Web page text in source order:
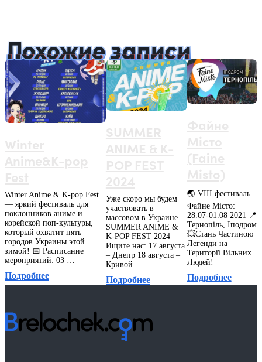
Похожие записи
Winter Anime & K-pop Fest
— яркий фестиваль для
поклонников аниме и
корейской поп-культуры,
который охватит пять
городов Украины этой
зимой! 📅 Расписание
мероприятий: 03 …
Подробнее
Уже скоро мы будем
участвовать в
массовом в Украине
SUMMER ANIME &
K-POP FEST 2024
Ищите нас: 17 августа
– Днепр 18 августа –
Кривой …
Подробнее
🌏 VIII фестиваль
Файне Місто:
28.07-01.08 2021 📍
Тернопіль, Іподром
💥Стань Частиною
Легенди на
Території Вільних
Людей!
Подробнее